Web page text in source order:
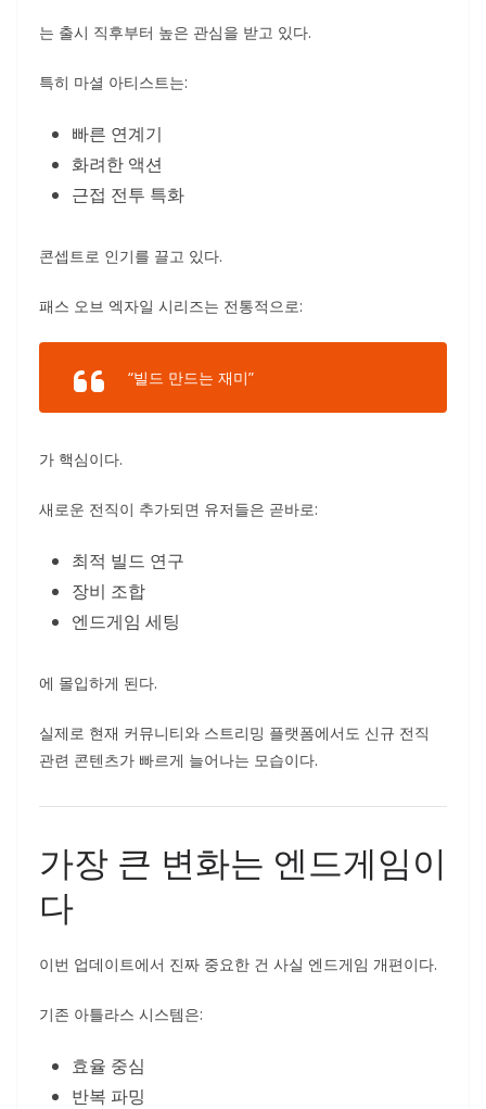
는 출시 직후부터 높은 관심을 받고 있다.
특히 마셜 아티스트는:
빠른 연계기
화려한 액션
근접 전투 특화
콘셉트로 인기를 끌고 있다.
패스 오브 엑자일 시리즈는 전통적으로:
“빌드 만드는 재미”
가 핵심이다.
새로운 전직이 추가되면 유저들은 곧바로:
최적 빌드 연구
장비 조합
엔드게임 세팅
에 몰입하게 된다.
실제로 현재 커뮤니티와 스트리밍 플랫폼에서도 신규 전직
관련 콘텐츠가 빠르게 늘어나는 모습이다.
가장 큰 변화는 엔드게임이
다
이번 업데이트에서 진짜 중요한 건 사실 엔드게임 개편이다.
기존 아틀라스 시스템은:
효율 중심
반복 파밍